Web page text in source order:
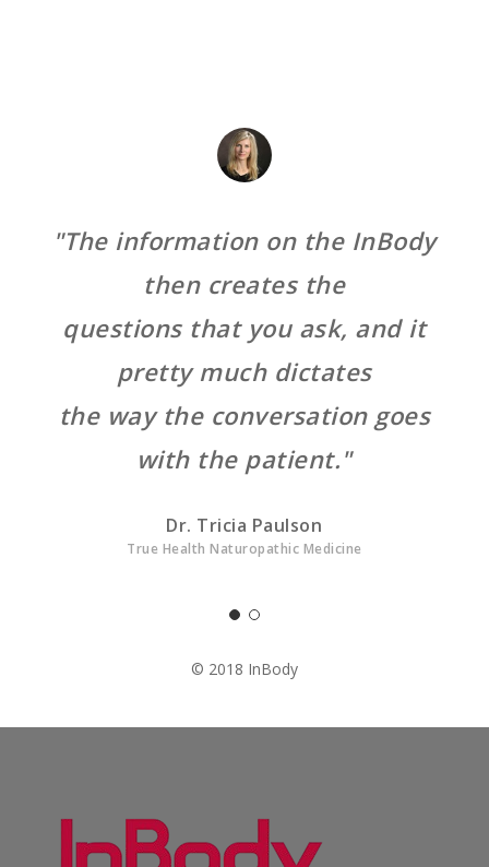
"The information on the InBody
then creates the
questions that you ask, and it
pretty much dictates
the way the conversation goes
with the patient."
Dr. Tricia Paulson
True Health Naturopathic Medicine
"The InBody is just another touch
point in a coaching-based facility
that gives us the opportunity to
restate our position and what they
need
to be doing, or maybe shift gears,
another
© 2018 InBody